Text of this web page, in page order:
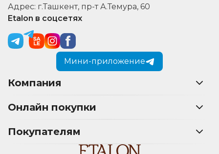
Адрес: г.Ташкент, пр-т А.Темура, 60
Etalon в соцсетях
Мини-приложение
Компания
Онлайн покупки
Покупателям